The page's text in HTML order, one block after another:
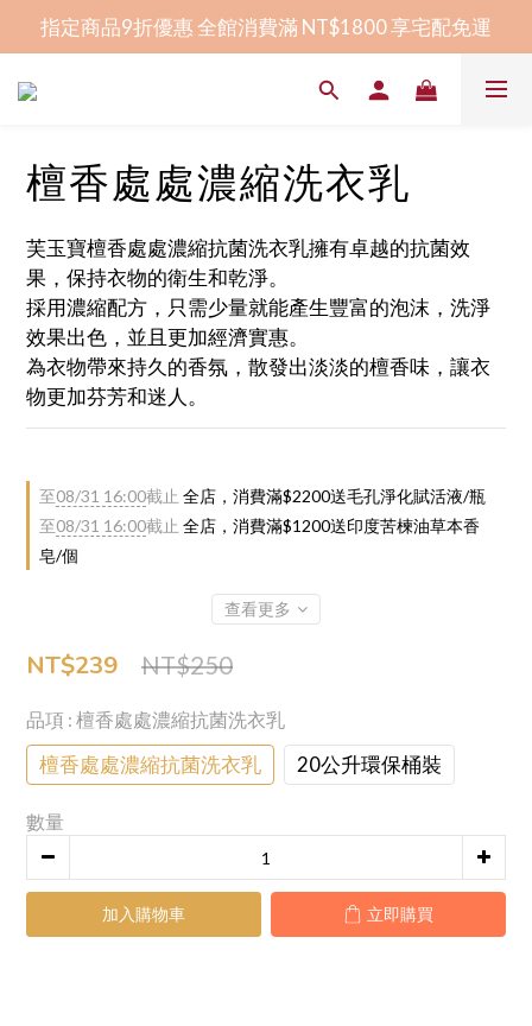
指定商品9折優惠 全館消費滿 NT$1800 享宅配免運
指定商品9折優惠 全館消費滿 NT$1800 享宅配免運
全程臺灣研發生產 │ 屏東在地香皂品牌
指定商品9折優惠 全館消費滿 NT$1800 享宅配免運
檀香處處濃縮洗衣乳
芙玉寶檀香處處濃縮抗菌洗衣乳擁有卓越的抗菌效
果，保持衣物的衛生和乾淨。
採用濃縮配方，只需少量就能產生豐富的泡沫，洗淨
效果出色，並且更加經濟實惠。
為衣物帶來持久的香氛，散發出淡淡的檀香味，讓衣
物更加芬芳和迷人。
至08/31 16:00截止 全店，消費滿$2200送毛孔淨化賦活液/瓶
至08/31 16:00截止 全店，消費滿$1200送印度苦楝油草本香
皂/個
查看更多
NT$250
NT$239
品項 : 檀香處處濃縮抗菌洗衣乳
檀香處處濃縮抗菌洗衣乳 20公升環保桶裝
數量
加入購物車 立即購買